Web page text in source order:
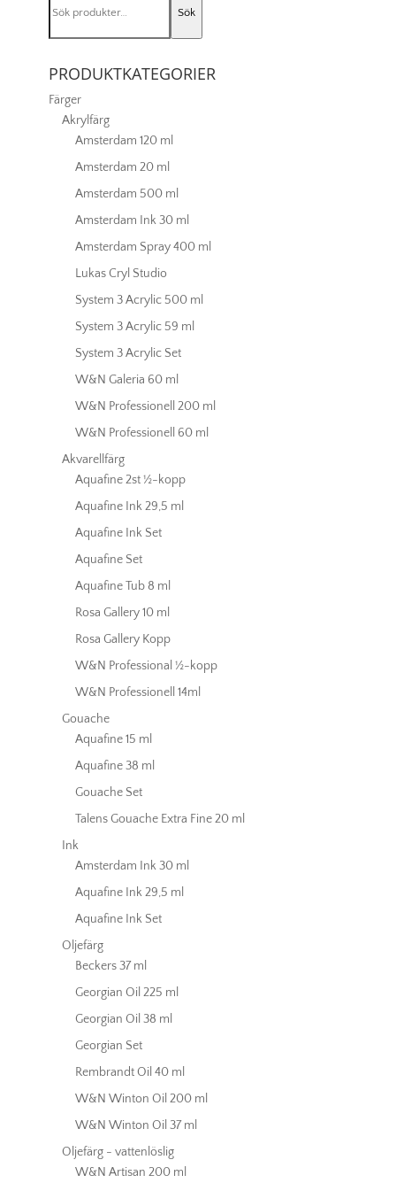
hueefter:
Sök
PRODUKTKATEGORIER
Färger
Akrylfärg
Amsterdam 120 ml
Amsterdam 20 ml
Amsterdam 500 ml
Amsterdam Ink 30 ml
Amsterdam Spray 400 ml
Lukas Cryl Studio
System 3 Acrylic 500 ml
System 3 Acrylic 59 ml
System 3 Acrylic Set
W&N Galeria 60 ml
W&N Professionell 200 ml
W&N Professionell 60 ml
Akvarellfärg
Aquafine 2st ½-kopp
Aquafine Ink 29,5 ml
Aquafine Ink Set
Aquafine Set
Aquafine Tub 8 ml
Rosa Gallery 10 ml
Rosa Gallery Kopp
W&N Professional ½-kopp
W&N Professionell 14ml
Gouache
Aquafine 15 ml
Aquafine 38 ml
Gouache Set
Talens Gouache Extra Fine 20 ml
Ink
Amsterdam Ink 30 ml
Aquafine Ink 29,5 ml
Aquafine Ink Set
Oljefärg
Beckers 37 ml
Georgian Oil 225 ml
Georgian Oil 38 ml
Georgian Set
Rembrandt Oil 40 ml
W&N Winton Oil 200 ml
W&N Winton Oil 37 ml
Oljefärg - vattenlöslig
W&N Artisan 200 ml